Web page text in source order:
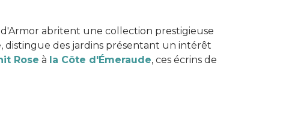
abritent une collection prestigieuse
distingue des jardins présentant un intérêt
Rose à la Côte d'Émeraude, ces écrins de